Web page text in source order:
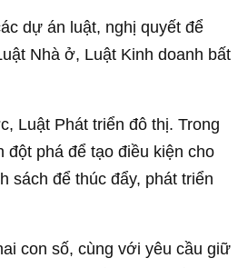
dự án luật, nghị quyết để
Nhà ở, Luật Kinh doanh bất
Luật Phát triển đô thị. Trong
phá để tạo điều kiện cho
sách để thúc đẩy, phát triển
con số, cùng với yêu cầu giữ